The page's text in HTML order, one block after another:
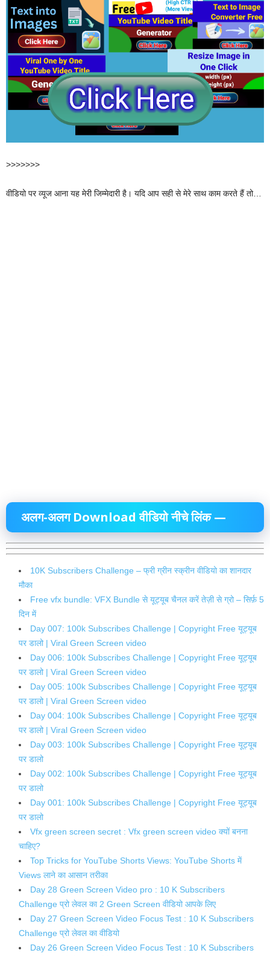
>>>>>>>
वीडियो पर व्यूज आना यह मेरी जिम्मेदारी है। यदि आप सही से मेरे साथ काम करते हैं तो…
अलग-अलग Download वीडियो नीचे लिंक —
10K Subscribers Challenge – फ्री ग्रीन स्क्रीन वीडियो का शानदार
मौका
Free vfx bundle: VFX Bundle से यूट्यूब चैनल करें तेज़ी से ग्रो – सिर्फ़ 5
दिन में
Day 007: 100k Subscribes Challenge | Copyright Free यूट्यूब
पर डालो | Viral Green Screen video
Day 006: 100k Subscribes Challenge | Copyright Free यूट्यूब
पर डालो | Viral Green Screen video
Day 005: 100k Subscribes Challenge | Copyright Free यूट्यूब
पर डालो | Viral Green Screen video
Day 004: 100k Subscribes Challenge | Copyright Free यूट्यूब
पर डालो | Viral Green Screen video
Day 003: 100k Subscribes Challenge | Copyright Free यूट्यूब
पर डालो
Day 002: 100k Subscribes Challenge | Copyright Free यूट्यूब
पर डालो
Day 001: 100k Subscribes Challenge | Copyright Free यूट्यूब
पर डालो
Vfx green screen secret : Vfx green screen video क्यों बनना
चाहिए?
Top Tricks for YouTube Shorts Views: YouTube Shorts में
Views लाने का आसान तरीका
Day 28 Green Screen Video pro : 10 K Subscribers
Challenge प्रो लेवल का 2 Green Screen वीडियो आपके लिए
Day 27 Green Screen Video Focus Test : 10 K Subscribers
Challenge प्रो लेवल का वीडियो
Day 26 Green Screen Video Focus Test : 10 K Subscribers